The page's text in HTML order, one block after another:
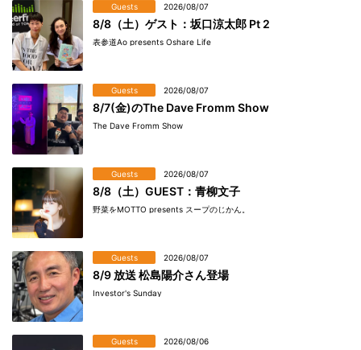
Guests 2026/08/07
8/8（土）ゲスト：坂口涼太郎 Pt 2
表参道Ao presents Oshare Life
Guests 2026/08/07
8/7(金)のThe Dave Fromm Show
The Dave Fromm Show
Guests 2026/08/07
8/8（土）GUEST：青柳文子
野菜をMOTTO presents スープのじかん。
Guests 2026/08/07
8/9 放送 松島陽介さん登場
Investor's Sunday
Guests 2026/08/06